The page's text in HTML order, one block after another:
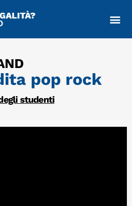
pop rock
studenti